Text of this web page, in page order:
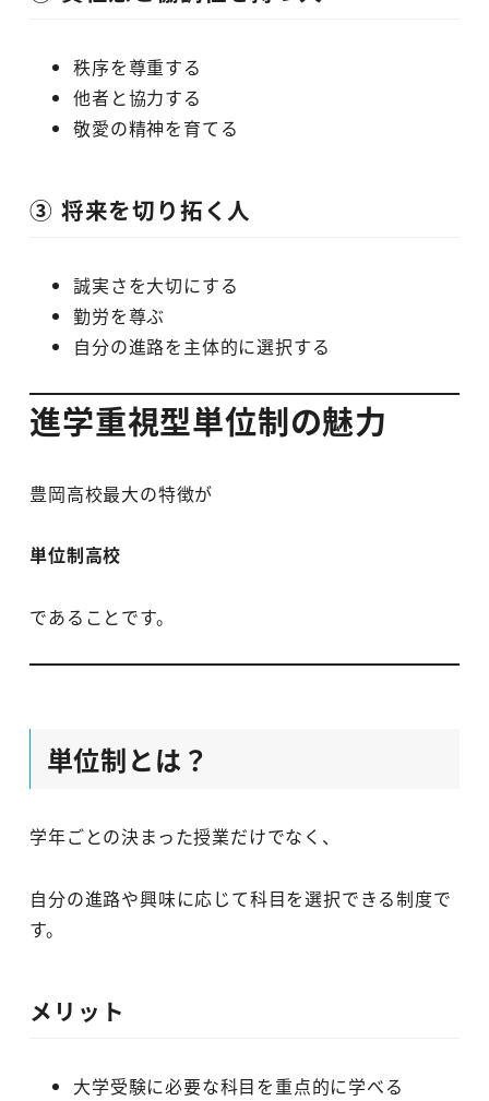
秩序を尊重する
他者と協力する
敬愛の精神を育てる
③ 将来を切り拓く人
誠実さを大切にする
勤労を尊ぶ
自分の進路を主体的に選択する
進学重視型単位制の魅力
豊岡高校最大の特徴が
単位制高校
であることです。
単位制とは？
学年ごとの決まった授業だけでなく、
自分の進路や興味に応じて科目を選択できる制度で
す。
メリット
大学受験に必要な科目を重点的に学べる